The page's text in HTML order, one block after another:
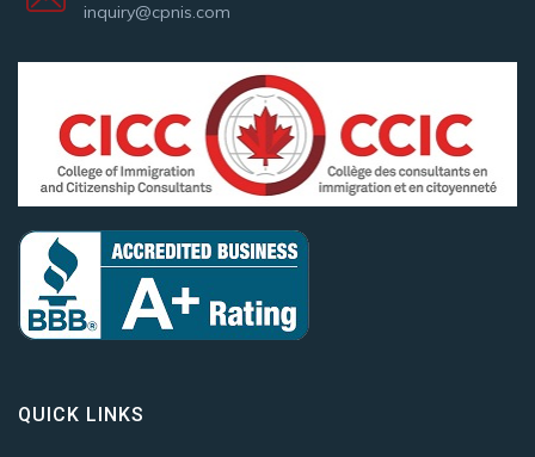
inquiry@cpnis.com
QUICK LINKS